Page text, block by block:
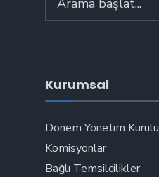
Kurumsal
Dönem Yönetim Kurulu
Komisyonlar
Bağlı Temsilcilikler